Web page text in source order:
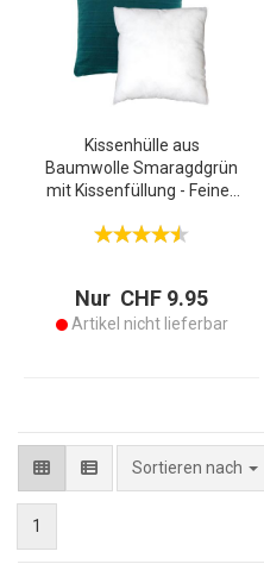
Kissenhülle aus
Baumwolle Smaragdgrün
mit Kissenfüllung - Feines
40x40cm Deko-Kissen
Nur CHF 9.95
Artikel nicht lieferbar
Sortieren nach
1